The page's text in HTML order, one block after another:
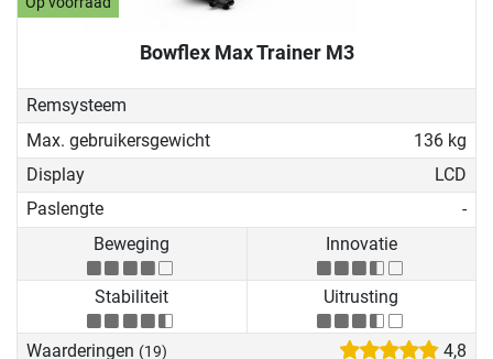
Bowflex Max Trainer M3
Remsysteem
Max. gebruikersgewicht
136 kg
Display
LCD
Paslengte
-
Beweging
Innovatie
Stabiliteit Uitrusting
Waarderingen (19) 4,8